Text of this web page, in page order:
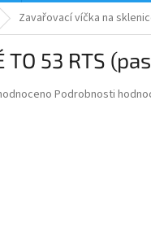
Zavařovací víčka na
53 RTS
Podrobnosti